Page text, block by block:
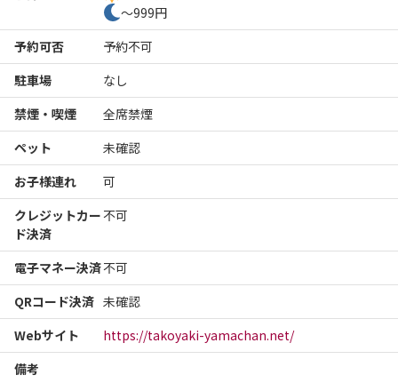
～999円
予約可否
予約不可
駐車場
なし
禁煙・喫煙
全席禁煙
ペット
未確認
お子様連れ
可
クレジットカー
ド決済
不可
電子マネー決済不可
QRコード決済 未確認
Webサイト
https://takoyaki-yamachan.net/
備考